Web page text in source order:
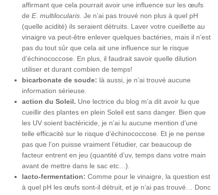
affirmant que cela pourrait avoir une influence sur les œufs
de E. multilocularis . Je n’ai pas trouvé non plus à quel pH
(quelle acidité) ils seraient détruits. Laver votre cueillette au
vinaigre va peut-être enlever quelques bactéries, mais il n’est
pas du tout sûr que cela ait une influence sur le risque
d’échinococcose. En plus, il faudrait savoir quelle dilution
utiliser et durant combien de temps!
bicarbonate de soude: là aussi, je n’ai trouvé aucune
information sérieuse.
action du Soleil. Une lectrice du blog m’a dit avoir lu que
cueillir des plantes en plein Soleil est sans danger. Bien que
les UV soient bactéricide, je n’ai lu aucune mention d’une
telle efficacité sur le risque d’échinococcose. Et je ne pense
pas que l’on puisse vraiment l’étudier, car beaucoup de
facteur entrent en jeu (quantité d’uv, temps dans votre main
avant de mettre dans le sac etc…).
lacto-fermentation: Comme pour le vinaigre, la question est
à quel pH les œufs sont-il détruit, et je n’ai pas trouvé… Donc